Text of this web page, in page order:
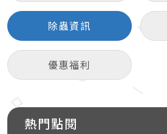
除蟲資訊
優惠福利
熱門點閱